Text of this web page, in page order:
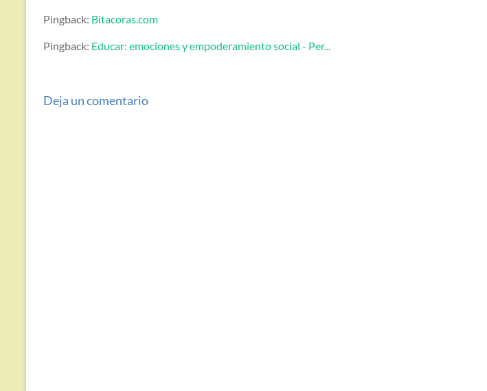
Pingback: Bitacoras.com
Pingback: Educar: emociones y empoderamiento social - Per...
Deja un comentario